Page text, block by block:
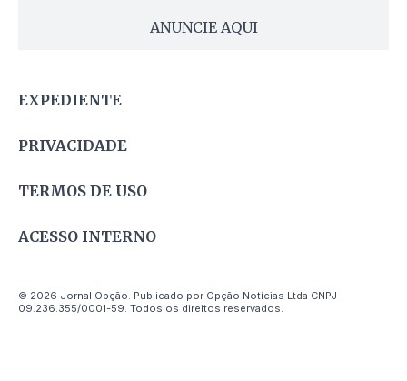
ANUNCIE AQUI
EXPEDIENTE
PRIVACIDADE
TERMOS DE USO
ACESSO INTERNO
© 2026 Jornal Opção. Publicado por Opção Notícias Ltda CNPJ
09.236.355/0001-59. Todos os direitos reservados.